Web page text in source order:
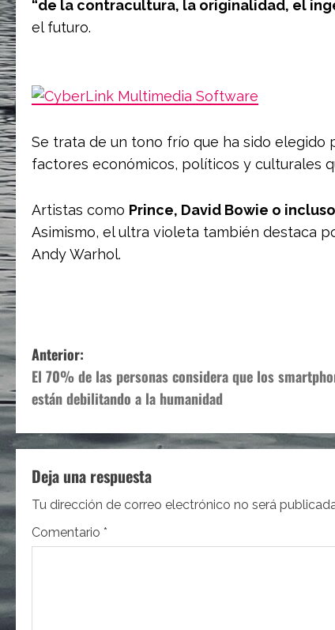
“de la contracultura, la originalidad, el
el futuro.
Se trata de un tono frío que ha sido
factores económicos, políticos y culturales
Artistas como Prince, David Bowie o
Asimismo, el ultra violeta también destaca
Andy Warhol.
N
a
v
e
g
a
c
Anterior:
El 70% de las personas considera que los
están debilitando a la humanidad
Deja una respuesta
Tu dirección de correo electrónico no será
Comentario *